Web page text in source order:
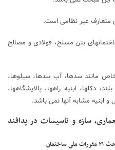
بتن مسلح، فولادی و مصالح
مانند سدها، آب بندها، سیلوها،
دکلها، ابنیه راهها، پالایشگاهها،
ابنیه مشابه آنها نمی باشد.
– جایگاه معماری، سازه و تاسیسات در پدافند